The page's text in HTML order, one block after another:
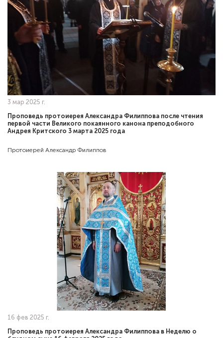
3 мар 2025 г.
Проповедь протоиерея Александра Филиппова после чтения
первой части Великого покаянного канона преподобного
Андрея Критского 3 марта 2025 года
Протоиерей Александр Филиппов
16 фев 2025 г.
Проповедь протоиерея Александра Филиппова в Неделю о